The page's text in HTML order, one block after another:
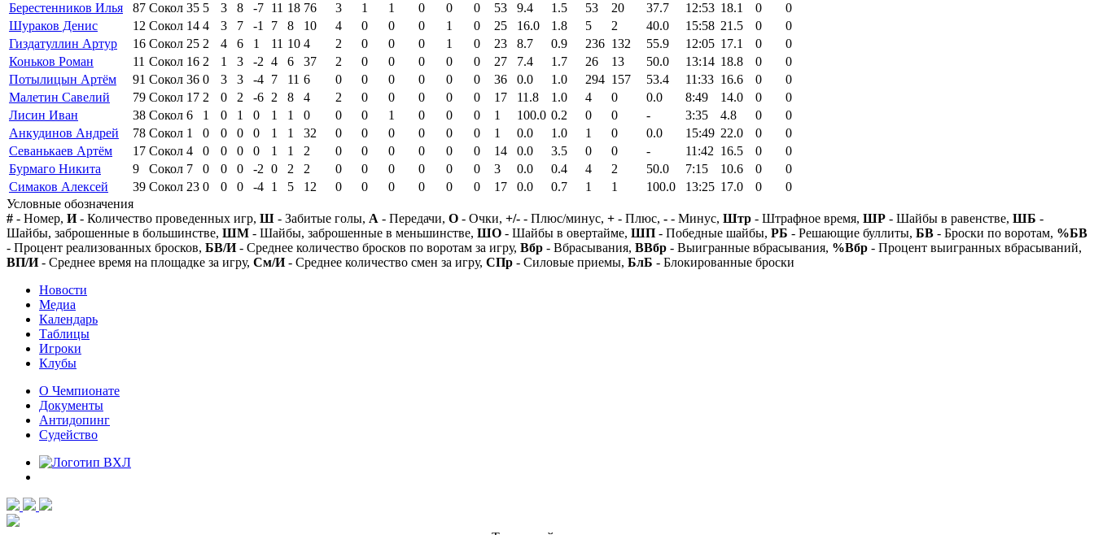
Берестенников Илья
87 Сокол 35 5 3 8 -7 11 18 76 3 1 1 0 0 0 53 9.4 1.5 53 20 37.7 12:53 18.1 0
0
Шураков Денис
12 Сокол 14 4 3 7 -1 7 8 10 4 0 0 0 1 0 25 16.0 1.8 5 2 40.0 15:58 21.5 0
0
Гиздатуллин Артур
16 Сокол 25 2 4 6 1 11 10 4 2 0 0 0 1 0 23 8.7 0.9 236 132 55.9 12:05 17.1 0
0
Коньков Роман
11 Сокол 16 2 1 3 -2 4 6 37 2 0 0 0 0 0 27 7.4 1.7 26 13 50.0 13:14 18.8 0
0
Потылицын Артём
91 Сокол 36 0 3 3 -4 7 11 6 0 0 0 0 0 0 36 0.0 1.0 294 157 53.4 11:33 16.6 0
0
Малетин Савелий
79 Сокол 17 2 0 2 -6 2 8 4 2 0 0 0 0 0 17 11.8 1.0 4 0 0.0 8:49 14.0 0
0
Лисин Иван
38 Сокол 6 1 0 1 0 1 1 0 0 0 1 0 0 0 1 100.0 0.2 0 0 - 3:35 4.8 0
0
Анкудинов Андрей
78 Сокол 1 0 0 0 0 1 1 32 0 0 0 0 0 0 1 0.0 1.0 1 0 0.0 15:49 22.0 0
0
Севанькаев Артём
17 Сокол 4 0 0 0 0 1 1 2 0 0 0 0 0 0 14 0.0 3.5 0 0 - 11:42 16.5 0
0
Бурмаго Никита
9 Сокол 7 0 0 0 -2 0 2 2 0 0 0 0 0 0 3 0.0 0.4 4 2 50.0 7:15 10.6 0
0
Симаков Алексей
39 Сокол 23 0 0 0 -4 1 5 12 0 0 0 0 0 0 17 0.0 0.7 1 1 100.0 13:25 17.0 0
0
Условные обозначения
# - Номер, И- Количество проведенных игр, Ш - Забитые голы, А - Передачи, О - Очки, +/- - Плюс/минус, + - Плюс, - - Минус, Штр - Штрафное время, ШР - Шайбы в равенстве, ШБ -
Шайбы, заброшенные в большинстве, ШМ - Шайбы, заброшенные в меньшинстве, ШО - Шайбы в овертайме, ШП - Победные шайбы, РБ - Решающие буллиты, БВ - Броски по воротам, %БВ
- Процент реализованных бросков, БВ/И- Среднее количество бросков по воротам за игру, Вбр - Вбрасывания, ВВбр - Выигранные вбрасывания, %Вбр - Процент выигранных вбрасываний,
ВП/И- Среднее время на площадке за игру, См/И- Среднее количество смен за игру, СПр - Силовые приемы, БлБ - Блокированные броски
Новости
Медиа
Календарь
Таблицы
Игроки
Клубы
О Чемпионате
Документы
Антидопинг
Судейство